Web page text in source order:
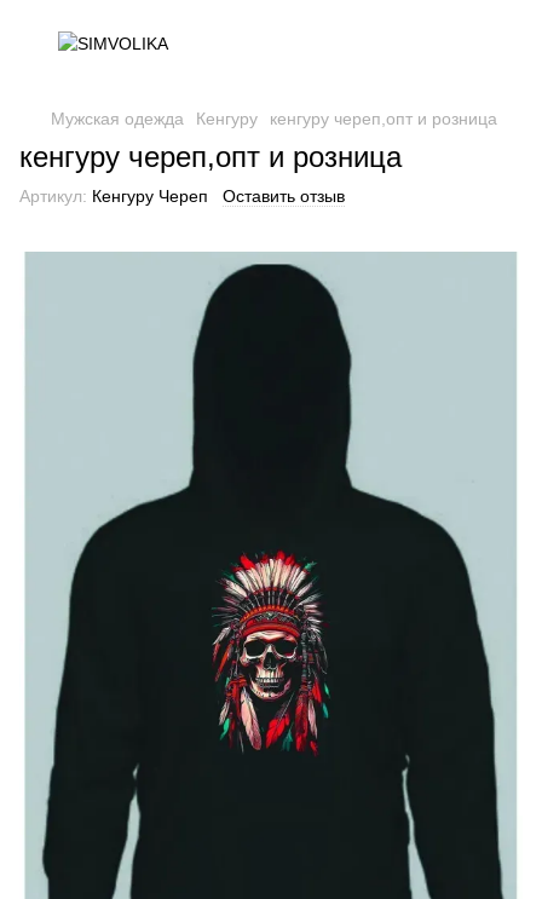
Мужская одежда Кенгуру кенгуру череп,опт и розница
кенгуру череп,опт и розница
Артикул: Кенгуру Череп Оставить отзыв